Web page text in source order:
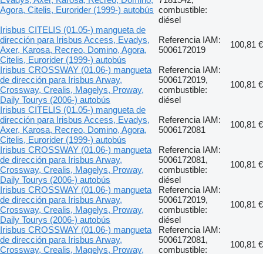
Agora, Citelis, Eurorider (1999-) autobús combustible:
diésel
Irisbus CITELIS (01.05-) mangueta de
dirección para Irisbus Access, Evadys,
Axer, Karosa, Recreo, Domino, Agora,
Citelis, Eurorider (1999-) autobús
Referencia IAM:
5006172019
100,81 €
Irisbus CROSSWAY (01.06-) mangueta
de dirección para Irisbus Arway,
Crossway, Crealis, Magelys, Proway,
Daily Tourys (2006-) autobús
Referencia IAM:
5006172019,
combustible:
diésel
100,81 €
Irisbus CITELIS (01.05-) mangueta de
dirección para Irisbus Access, Evadys,
Axer, Karosa, Recreo, Domino, Agora,
Citelis, Eurorider (1999-) autobús
Referencia IAM:
5006172081
100,81 €
Irisbus CROSSWAY (01.06-) mangueta
de dirección para Irisbus Arway,
Crossway, Crealis, Magelys, Proway,
Daily Tourys (2006-) autobús
Referencia IAM:
5006172081,
combustible:
diésel
100,81 €
Irisbus CROSSWAY (01.06-) mangueta
de dirección para Irisbus Arway,
Crossway, Crealis, Magelys, Proway,
Daily Tourys (2006-) autobús
Referencia IAM:
5006172019,
combustible:
diésel
100,81 €
Irisbus CROSSWAY (01.06-) mangueta
de dirección para Irisbus Arway,
Crossway, Crealis, Magelys, Proway,
Referencia IAM:
5006172081,
combustible:
100,81 €